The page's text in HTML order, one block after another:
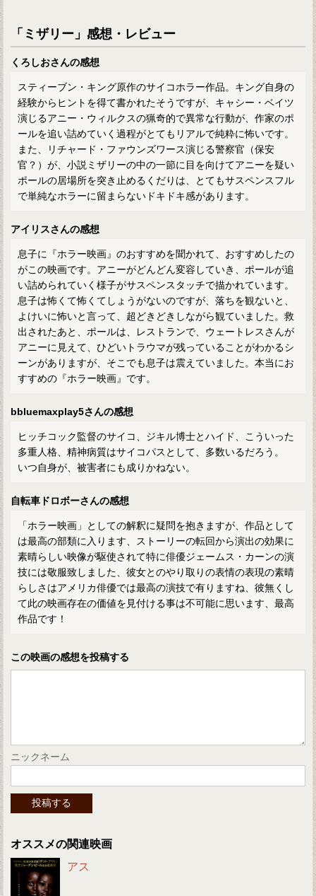
「ミザリー」感想・レビュー
くろしおさんの感想
スティーブン・キング原作のサイコホラー作品。キング自身の
経験からヒントを得て書かれたそうですが、キャシー・ベイツ
演じるアニー・ウィルクスの猟奇的で異常な行動が、作家のポ
ールを追い詰めていく過程がとてもリアルで純粋に怖いです。
また、リチャード・ファウンズワース演じる警察官（保安
官？）が、小説ミザリーの中の一節に目を向けてアニーを疑い
ポールの居場所を突き止めるくだりは、とてもサスペンスフル
で単純なホラーに留まらないドキドキ感があります。
アイリスさんの感想
息子に『ホラー映画』のおすすめを聞かれて、おすすめしたの
がこの映画です。アニーがどんどん変容していき、ポールが追
い詰められていく様子がサスペンスタッチで描かれています。
息子は怖くて怖くてしょうがないのですが、落ちを観ないと、
よけいに怖いと言って、超どきどきしながら観ていました。救
出されたあと、ポールは、レストランで、ウェートレスさんが
アニーに見えて、ひどいトラウマが残っていることがわかるシ
ーンがありますが、そこでも息子は震えていました。本当にお
すすめの『ホラー映画』です。
bbluemaxplay5さんの感想
ヒッチコック監督のサイコ、ジキル博士とハイド、こういった
多重人格、精神病質はサイコパスとして、多数いるだろう。
いつ自身が、被害者にも成りかねない。
自転車ドロボーさんの感想
「ホラー映画」としての解釈に疑問を抱きますが、作品として
は最高の部類に入ります、ストーリーの転回から演出の効果に
素晴らしい映像が駆使されて特に俳優ジェームス・カーンの演
技には敬服致しました、彼女とのやり取りの表情の表現の素晴
らしさはアメリカ俳優では最高の演技で有りますね、彼無くし
て此の映画存在の価値を見付ける事は不可能に思います、最高
作品です！
この映画の感想を投稿する
ニックネーム
オススメの関連映画
アス